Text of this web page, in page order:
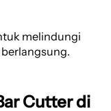
melindungi
Cutter di